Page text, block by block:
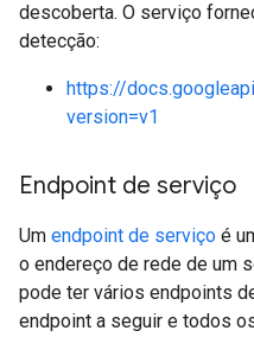
descoberta. O serviço
detecção:
https://
version=v1
Endpoint de serviço
Um endpoint de serviço é
o endereço de rede de um
pode ter vários endpoints
endpoint a seguir e todos